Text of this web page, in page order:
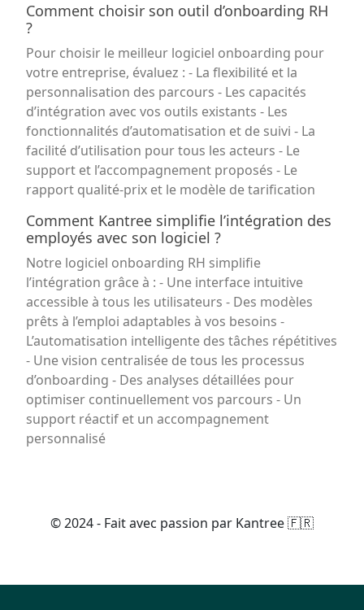
Comment choisir son outil d’onboarding RH
?
Pour choisir le meilleur logiciel onboarding pour
votre entreprise, évaluez : - La flexibilité et la
personnalisation des parcours - Les capacités
d’intégration avec vos outils existants - Les
fonctionnalités d’automatisation et de suivi - La
facilité d’utilisation pour tous les acteurs - Le
support et l’accompagnement proposés - Le
rapport qualité-prix et le modèle de tarification
Comment Kantree simplifie l’intégration des
employés avec son logiciel ?
Notre logiciel onboarding RH simplifie
l’intégration grâce à : - Une interface intuitive
accessible à tous les utilisateurs - Des modèles
prêts à l’emploi adaptables à vos besoins -
L’automatisation intelligente des tâches répétitives
- Une vision centralisée de tous les processus
d’onboarding - Des analyses détaillées pour
optimiser continuellement vos parcours - Un
support réactif et un accompagnement
personnalisé
© 2024 - Fait avec passion par Kantree 🇫🇷